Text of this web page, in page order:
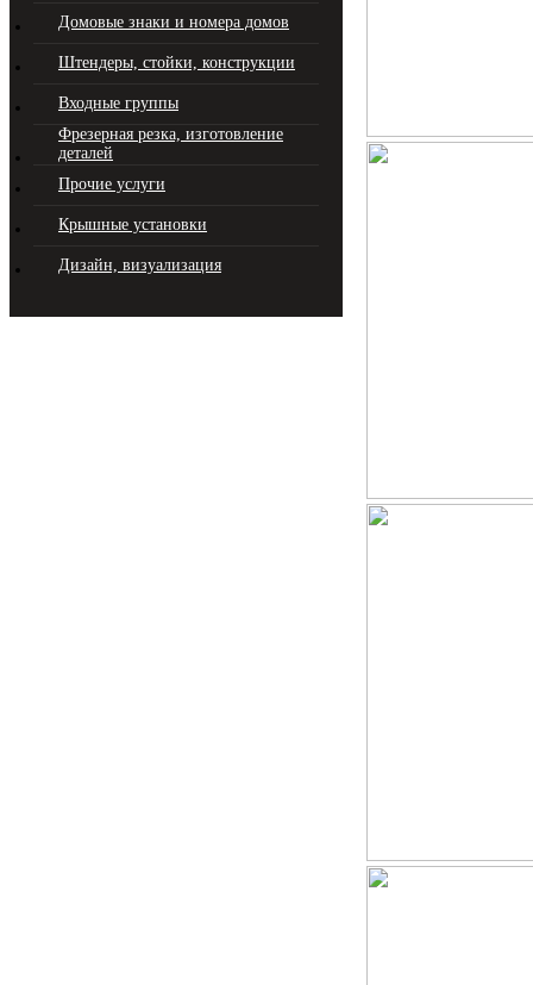
Домовые знаки и номера домов
Штендеры, стойки, конструкции
Входные группы
Фрезерная резка, изготовление
деталей
Прочие услуги
Крышные установки
Дизайн, визуализация